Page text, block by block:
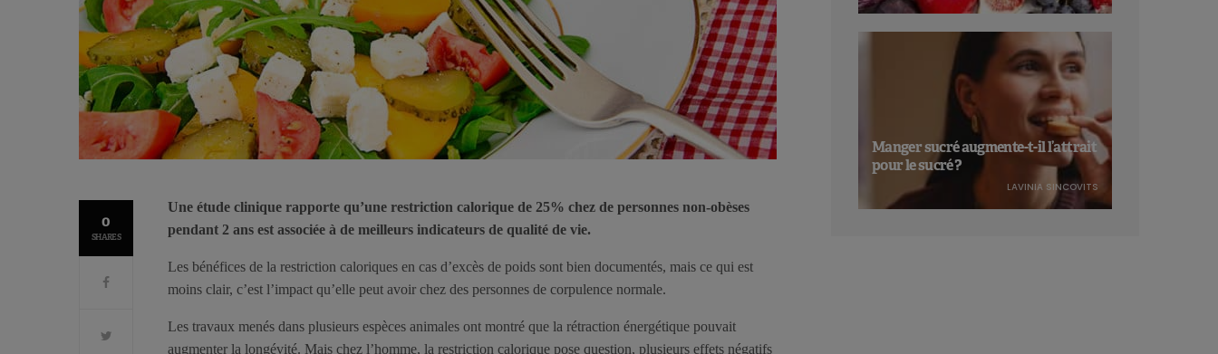
0
SHARES
Une étude clinique rapporte qu’une restriction calorique de 25% chez de personnes non-obèses
pendant 2 ans est associée à de meilleurs indicateurs de qualité de vie.
Les bénéfices de la restriction caloriques en cas d’excès de poids sont bien documentés, mais ce qui est
moins clair, c’est l’impact qu’elle peut avoir chez des personnes de corpulence normale.
Les travaux menés dans plusieurs espèces animales ont montré que la rétraction énergétique pouvait
augmenter la longévité. Mais chez l’homme, la restriction calorique pose question, plusieurs effets négatifs
Manger sucré augmente-t-il l’attrait
pour le sucré ?
LAVINIA SINCOVITS